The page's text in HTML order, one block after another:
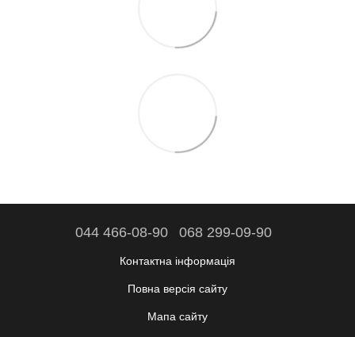
044 466-08-90 068 299-09-90
Контактна інформація
Повна версія сайту
Мапа сайту